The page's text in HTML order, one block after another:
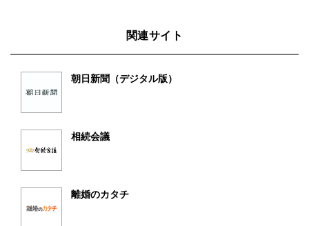
関連サイト
朝日新聞（デジタル版）
相続会議
離婚のカタチ